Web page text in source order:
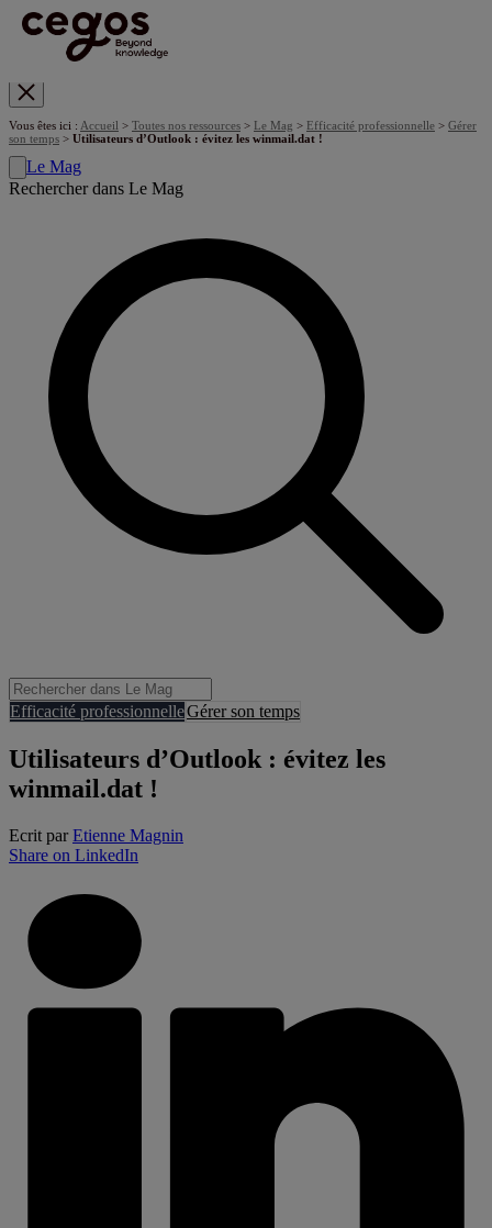
Vous êtes ici : Accueil > Toutes nos ressources > Le Mag > Efficacité professionnelle > Gérer
son temps > Utilisateurs d’Outlook : évitez les winmail.dat !
Le Mag
Rechercher dans Le Mag
Efficacité professionnelleGérer son temps
Utilisateurs d’Outlook : évitez les
winmail.dat !
Ecrit parEtienne Magnin
Share on LinkedIn